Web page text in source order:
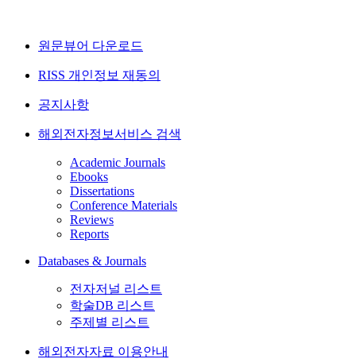
원문뷰어 다운로드
RISS 개인정보 재동의
공지사항
해외전자정보서비스 검색
Academic Journals
Ebooks
Dissertations
Conference Materials
Reviews
Reports
Databases & Journals
전자저널 리스트
학술DB 리스트
주제별 리스트
해외전자자료 이용안내